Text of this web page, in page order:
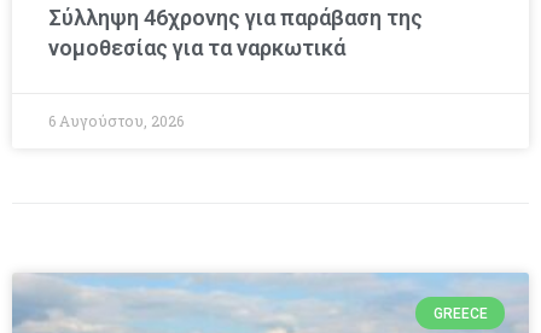
Σύλληψη 46χρονης για παράβαση της
νομοθεσίας για τα ναρκωτικά
6 Αυγούστου, 2026
GREECE